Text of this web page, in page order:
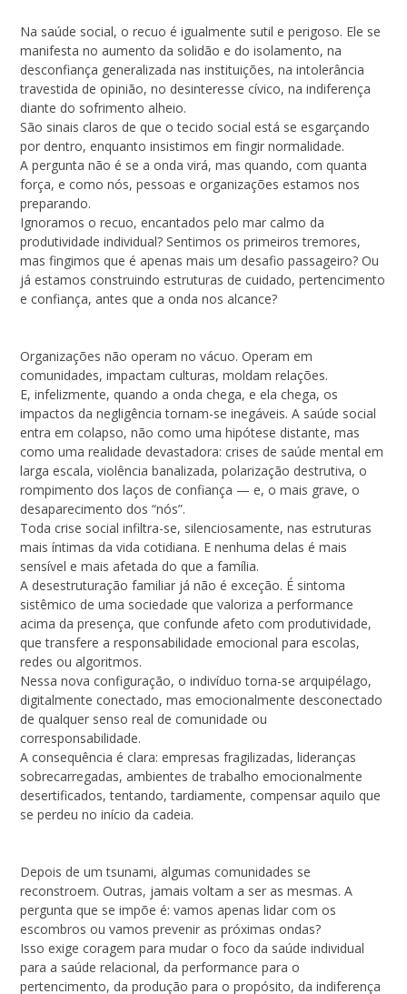
Na saúde social, o recuo é igualmente sutil e perigoso. Ele se
manifesta no aumento da solidão e do isolamento, na
desconfiança generalizada nas instituições, na intolerância
travestida de opinião, no desinteresse cívico, na indiferença
diante do sofrimento alheio.
São sinais claros de que o tecido social está se esgarçando
por dentro, enquanto insistimos em fingir normalidade.
A pergunta não é se a onda virá, mas quando, com quanta
força, e como nós, pessoas e organizações estamos nos
preparando.
Ignoramos o recuo, encantados pelo mar calmo da
produtividade individual? Sentimos os primeiros tremores,
mas fingimos que é apenas mais um desafio passageiro? Ou
já estamos construindo estruturas de cuidado, pertencimento
e confiança, antes que a onda nos alcance?
Organizações não operam no vácuo. Operam em
comunidades, impactam culturas, moldam relações.
E, infelizmente, quando a onda chega, e ela chega, os
impactos da negligência tornam-se inegáveis. A saúde social
entra em colapso, não como uma hipótese distante, mas
como uma realidade devastadora: crises de saúde mental em
larga escala, violência banalizada, polarização destrutiva, o
rompimento dos laços de confiança — e, o mais grave, o
desaparecimento dos “nós”.
Toda crise social infiltra-se, silenciosamente, nas estruturas
mais íntimas da vida cotidiana. E nenhuma delas é mais
sensível e mais afetada do que a família.
A desestruturação familiar já não é exceção. É sintoma
sistêmico de uma sociedade que valoriza a performance
acima da presença, que confunde afeto com produtividade,
que transfere a responsabilidade emocional para escolas,
redes ou algoritmos.
Nessa nova configuração, o indivíduo torna-se arquipélago,
digitalmente conectado, mas emocionalmente desconectado
de qualquer senso real de comunidade ou
corresponsabilidade.
A consequência é clara: empresas fragilizadas, lideranças
sobrecarregadas, ambientes de trabalho emocionalmente
desertificados, tentando, tardiamente, compensar aquilo que
se perdeu no início da cadeia.
Depois de um tsunami, algumas comunidades se
reconstroem. Outras, jamais voltam a ser as mesmas. A
pergunta que se impõe é: vamos apenas lidar com os
escombros ou vamos prevenir as próximas ondas?
Isso exige coragem para mudar o foco da saúde individual
para a saúde relacional, da performance para o
pertencimento, da produção para o propósito, da indiferença